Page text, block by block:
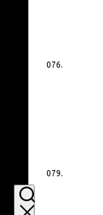
076.
079.